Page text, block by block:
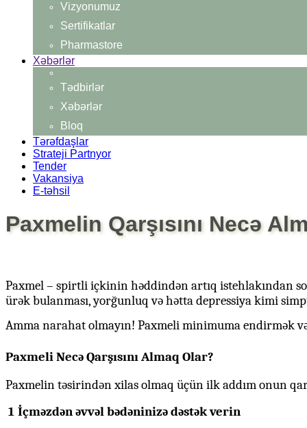
Vizyonumuz
Sertifikatlar
Pharmastore
Xəbərlər
Tədbirlər
Xəbərlər
Bloq
Tərəfdaşlar
Strateji Partnyor
Tender
Vakansiya
E-təhsil
Paxmelin Qarşısını Necə
Paxmel – spirtli içkinin həddindən artıq istehlakından
ürək bulanması, yorğunluq və hətta depressiya kimi
Amma narahat olmayın! Paxmeli minimuma endirmək
Paxmeli Necə Qarşısını Almaq Olar?
Paxmelin təsirindən xilas olmaq üçün ilk addım onun
1️ İçməzdən əvvəl bədəninizə dəstək verin